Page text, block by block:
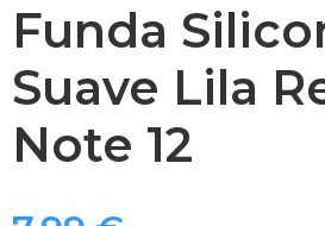
Funda
Suave Lila
Note 12
Accesorios
Garantía Zaraphone